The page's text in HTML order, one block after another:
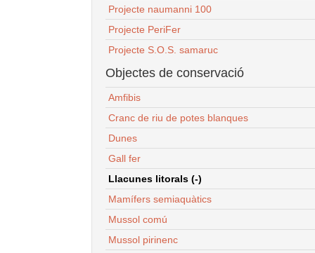
Projecte naumanni 100
Projecte PeriFer
Projecte S.O.S. samaruc
Objectes de conservació
Amfibis
Cranc de riu de potes blanques
Dunes
Gall fer
Llacunes litorals (-)
Mamífers semiaquàtics
Mussol comú
Mussol pirinenc